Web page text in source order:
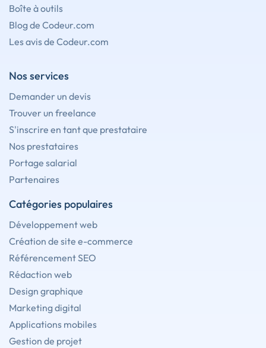
Boîte à outils
Blog de Codeur.com
Les avis de Codeur.com
Nos services
Demander un devis
Trouver un freelance
S'inscrire en tant que prestataire
Nos prestataires
Portage salarial
Partenaires
Catégories populaires
Développement web
Création de site e-commerce
Référencement SEO
Rédaction web
Design graphique
Marketing digital
Applications mobiles
Gestion de projet